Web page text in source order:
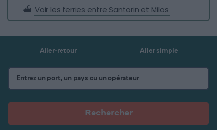
⛴️ Voir les ferries entre Santorin et Milos